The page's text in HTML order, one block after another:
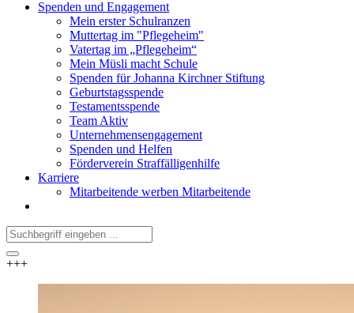
Spenden und Engagement
Mein erster Schulranzen
Muttertag im "Pflegeheim"
Vatertag im „Pflegeheim“
Mein Müsli macht Schule
Spenden für Johanna Kirchner Stiftung
Geburtstagsspende
Testamentsspende
Team Aktiv
Unternehmensengagement
Spenden und Helfen
Förderverein Straffälligenhilfe
Karriere
Mitarbeitende werben Mitarbeitende
+++